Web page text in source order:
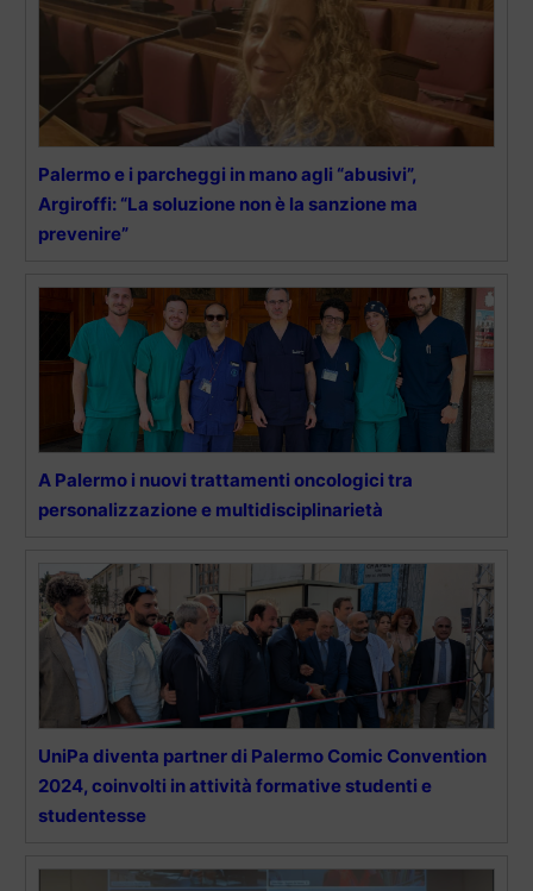
Palermo e i parcheggi in mano agli “abusivi”,
Argiroffi: “La soluzione non è la sanzione ma
prevenire”
A Palermo i nuovi trattamenti oncologici tra
personalizzazione e multidisciplinarietà
UniPa diventa partner di Palermo Comic Convention
2024, coinvolti in attività formative studenti e
studentesse